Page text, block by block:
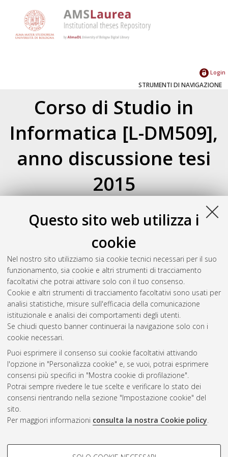
Questo sito web utilizza i
cookie
Nel nostro sito utilizziamo sia cookie tecnici necessari per il suo
funzionamento, sia cookie e altri strumenti di tracciamento
facoltativi che potrai attivare solo con il tuo consenso.
Cookie e altri strumenti di tracciamento facoltativi sono usati per
analisi statistiche, misure sull'efficacia della comunicazione
istituzionale e analisi dei comportamenti degli utenti.
Se chiudi questo banner continuerai la navigazione solo con i
cookie necessari.
Puoi esprimere il consenso sui cookie facoltativi attivando
l'opzione in "Personalizza cookie" e, se vuoi, potrai esprimere
consensi più specifici in "Mostra cookie di profilazione".
Potrai sempre rivedere le tue scelte e verificare lo stato dei
consensi rientrando nella sezione "Impostazione cookie" del
sito.
Per maggiori informazioni consulta la nostra Cookie policy.
COOKIE DI PROFILAZIONE -
Login
STRUMENTI DI NAVIGAZIONE
Corso di Studio in
Informatica [L-DM509],
anno discussione tesi
2015
Atom
RSS 1.0
Autore della tesi|
Indirizzo |Orientamento|Nessun raggruppamento
Numero di documenti:0.
Questa lista e' stata generata ilSat Aug 8 20:37:45 2026
CEST
Atom
Rss 1.0
Rss 2.0
AMS Laurea
Impostazioni Cookie